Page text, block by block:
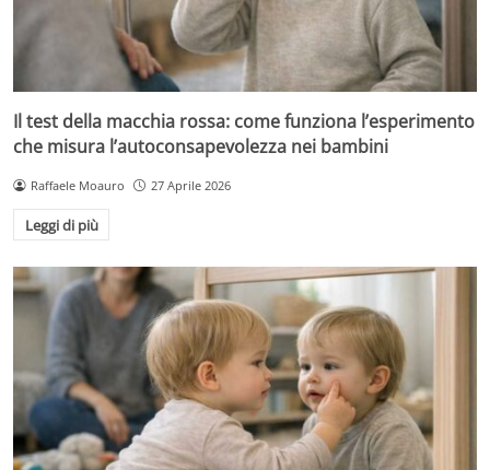
Il test della macchia rossa: come funziona l’esperimento
che misura l’autoconsapevolezza nei bambini
Raffaele Moauro 27 Aprile 2026
Leggi di più